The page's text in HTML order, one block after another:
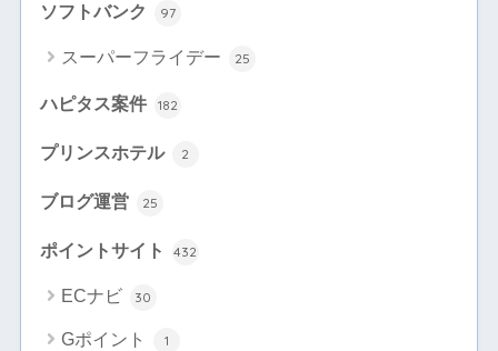
ソフトバンク 97
スーパーフライデー 25
ハピタス案件 182
プリンスホテル 2
ブログ運営 25
ポイントサイト 432
ECナビ 30
Gポイント 1